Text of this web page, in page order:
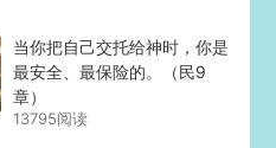
当你把自己交托给神时，你是
最安全、最保险的。（民9
章）
13795阅读